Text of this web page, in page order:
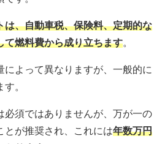
は、自動車税、保険料、定期的な
て燃料費から成り立ちます。
によって異なりますが、一般的に
。
必須ではありませんが、万が一の
とが推奨され、これには年数万円